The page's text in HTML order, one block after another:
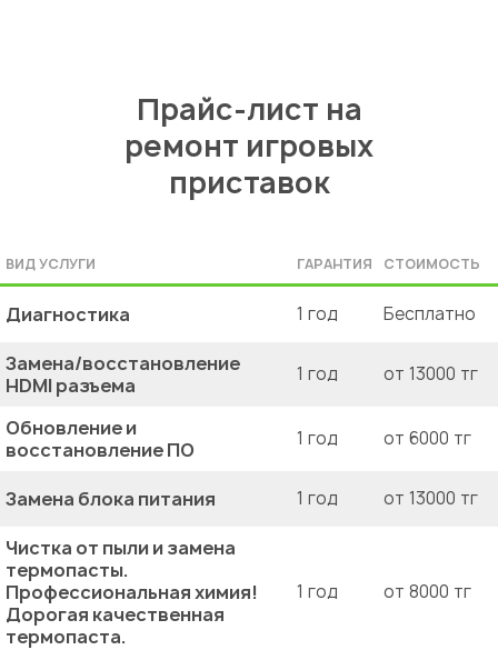
Прайс-лист на
ремонт игровых
приставок
ВИД УСЛУГИ ГАРАНТИЯ СТОИМОСТЬ
Диагностика 1 год Бесплатно
Замена/восстановление
HDMI разъема
1 год от 13000 тг
Обновление и
восстановление ПО
1 год от 6000 тг
Замена блока питания 1 год от 13000 тг
Чистка от пыли и замена
термопасты.
Профессиональная химия!
Дорогая качественная
термопаста.
1 год от 8000 тг